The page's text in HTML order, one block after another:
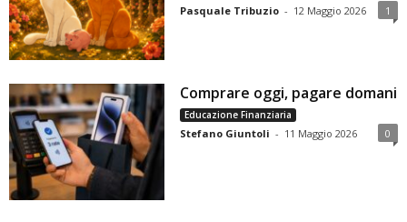
Pasquale Tribuzio - 12 Maggio 2026 1
Comprare oggi, pagare domani
Educazione Finanziaria
Stefano Giuntoli - 11 Maggio 2026 0